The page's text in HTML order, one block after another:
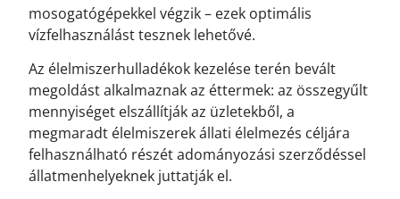
mosogatógépekkel végzik – ezek optimális
vízfelhasználást tesznek lehetővé.
Az élelmiszerhulladékok kezelése terén bevált
megoldást alkalmaznak az éttermek: az összegyűlt
mennyiséget elszállítják az üzletekből, a
megmaradt élelmiszerek állati élelmezés céljára
felhasználható részét adományozási szerződéssel
állatmenhelyeknek juttatják el.